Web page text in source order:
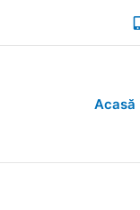
Acasă